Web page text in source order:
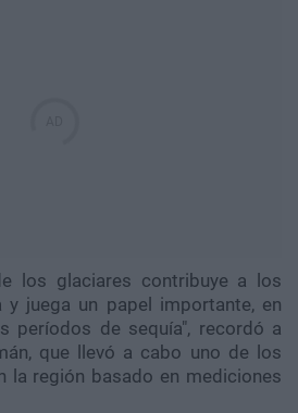
los glaciares contribuye a los
y juega un papel importante, en
períodos de sequía", recordó a
que llevó a cabo uno de los
la región basado en mediciones